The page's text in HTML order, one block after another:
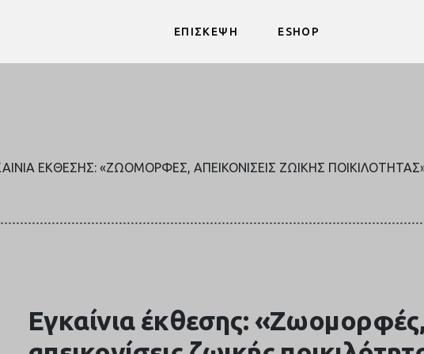
ΕΠΙΣΚΕΨΗ ESHOP
ΈΚΘΕΣΗΣ: «ΖΩΟΜΟΡΦΈΣ, ΑΠΕΙΚΟΝΊΣΕΙΣ ΖΩΙΚΉΣ
Εγκαίνια έκθεσης: